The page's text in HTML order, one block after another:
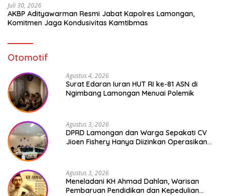
Juli 30, 2026
AKBP Adityawarman Resmi Jabat Kapolres Lamongan,
Komitmen Jaga Kondusivitas Kamtibmas
Otomotif
Agustus 4, 2026
Surat Edaran Iuran HUT RI ke-81 ASN di
Ngimbang Lamongan Menuai Polemik
Agustus 3, 2026
DPRD Lamongan dan Warga Sepakati CV
Jioen Fishery Hanya Diizinkan Operasikan
Agustus 3, 2026
Meneladani KH Ahmad Dahlan, Warisan
Pembaruan Pendidikan dan Kepedulian